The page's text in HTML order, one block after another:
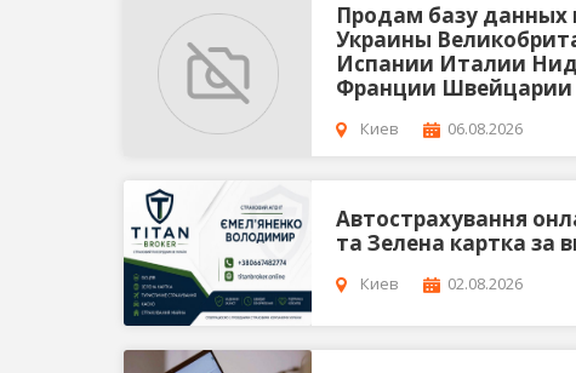
Продам базу данных
Украины
Испании Италии
Франции Швейцарии
Киев 06.08.2026
Автострахування
та Зелена картка за
Киев 02.08.2026